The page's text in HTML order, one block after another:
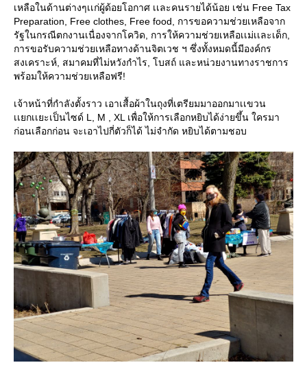
เหลือในด้านต่างๆเเก่ผู้ด้อยโอกาศ เเละคนรายได้น้อย เช่น Free Tax
Preparation, Free clothes, Free food, การขอความช่วยเหลือจาก
รัฐในกรณีตกงานเนื่องจากโควิด, การให้ความช่วยเหลือเเม่เเละเด็ก,
การขอรับความช่วยเหลือทางด้านจิตเวช ฯ ซึ่งทั้งหมดนี้มีองค์กร
สงเคราะห์, สมาคมที่ไม่หวังกำไร, โบสถ์ และหน่วยงานทางราชการ
พร้อมให้ความช่วยเหลือฟรี!
เจ้าหน้าที่กำลังตั้งราว เอาเสื้อผ้าในถุงที่เตรียมมาออกมาเเขวน
เเยกเเยะเป็นไซด์ L, M , XL เพื่อให้การเลือกหยิบได้ง่ายขึ้น ใครมา
ก่อนเลือกก่อน จะเอาไปกี่ตัวก็ได้ ไม่จำกัด หยิบได้ตามชอบ